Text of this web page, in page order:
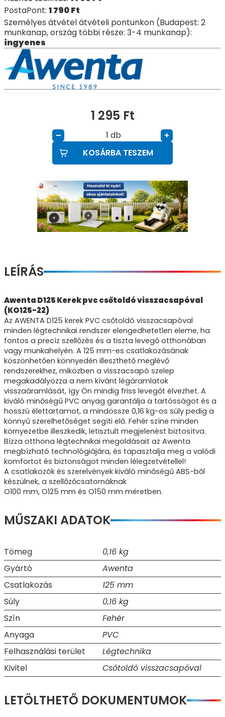
PostaPont: 1 790Ft
Személyes átvétel átvételi pontunkon (Budapest: 2
munkanap, ország többi része: 3-4 munkanap):
ingyenes
1 295 Ft
– db
+
KOSÁRBA TESZEM
LEÍRÁS
Awenta D125 Kerek pvc csőtoldó visszacsapóval
(KO125-22)
Az AWENTA D125 kerek PVC csőtoldó visszacsapóval
minden légtechnikai rendszer elengedhetetlen eleme, ha
fontos a precíz szellőzés és a tiszta levegő otthonában
vagy munkahelyén. A 125 mm-es csatlakozásának
köszönhetően könnyedén illeszthető meglévő
rendszerekhez, miközben a visszacsapó szelep
megakadályozza a nem kívánt légáramlatok
visszaáramlását, így Ön mindig friss levegőt élvezhet. A
kiváló minőségű PVC anyag garantálja a tartósságot és a
hosszú élettartamot, a mindössze 0,16 kg-os súly pedig a
könnyű szerelhetőséget segíti elő. Fehér színe minden
környezetbe illeszkedik, letisztult megjelenést biztosítva.
Bízza otthona légtechnikai megoldásait az Awenta
megbízható technológiájára, és tapasztalja meg a valódi
komfortot és biztonságot minden lélegzetvétellel!
A csatlakozók és szerelvények kiváló minőségű ABS-ből
készülnek, a szellőzőcsatornáknak
O100 mm, O125 mm és O150 mm méretben.
MŰSZAKI ADATOK
Tömeg
0,16 kg
Gyártó
Awenta
Csatlakozás
125 mm
Súly
0,16 kg
Szín
Fehér
Anyaga
PVC
Felhasználási terület
Légtechnika
Kivitel
Csőtoldó visszacsapóval
LETÖLTHETŐ DOKUMENTUMOK